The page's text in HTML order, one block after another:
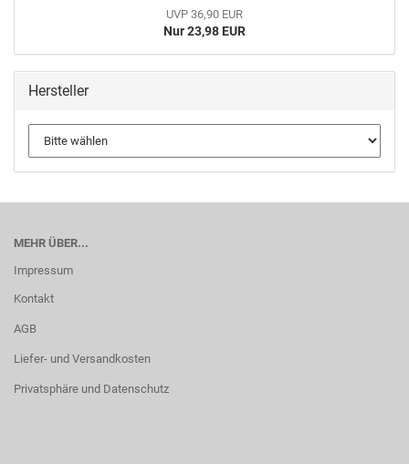
UVP 36,90 EUR
Nur 23,98 EUR
Hersteller
MEHR ÜBER...
Impressum
Kontakt
AGB
Liefer- und Versandkosten
Privatsphäre und Datenschutz